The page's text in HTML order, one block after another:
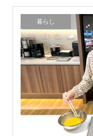
暮らし